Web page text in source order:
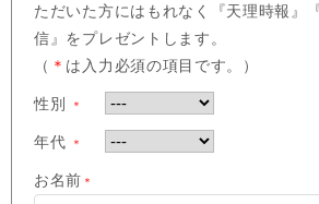
ただいた方にはもれなく『天理時報』
信』をプレゼントします。
（ ＊ は入力必須の項目です。）
性別 ＊
年代 ＊
お名前 ＊